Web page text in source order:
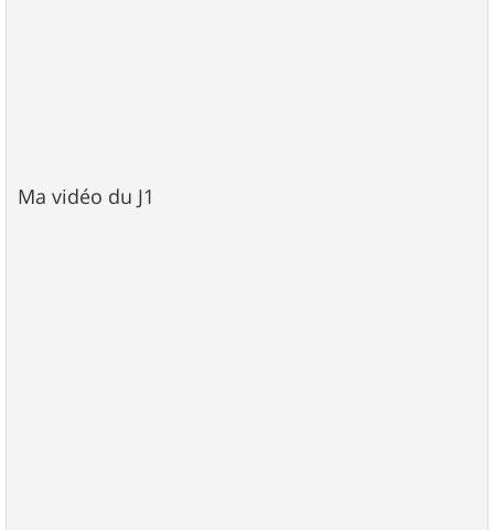
Ma vidéo du J1